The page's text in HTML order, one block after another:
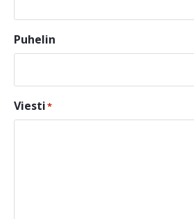
Puhelin
Viesti*